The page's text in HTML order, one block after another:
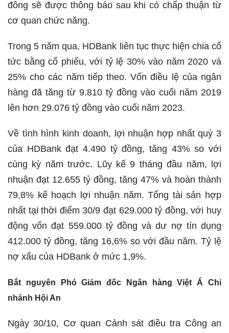
đông sẽ được thông báo sau khi có chấp thuận từ
cơ quan chức năng.
Trong 5 năm qua, HDBank liên tục thực hiện chia cổ
tức bằng cổ phiếu, với tỷ lệ 30% vào năm 2020 và
25% cho các năm tiếp theo. Vốn điều lệ của ngân
hàng đã tăng từ 9.810 tỷ đồng vào cuối năm 2019
lên hơn 29.076 tỷ đồng vào cuối năm 2023.
Về tình hình kinh doanh, lợi nhuận hợp nhất quý 3
của HDBank đạt 4.490 tỷ đồng, tăng 43% so với
cùng kỳ năm trước. Lũy kế 9 tháng đầu năm, lợi
nhuận đạt 12.655 tỷ đồng, tăng 47% và hoàn thành
79,8% kế hoạch lợi nhuận năm. Tổng tài sản hợp
nhất tại thời điểm 30/9 đạt 629.000 tỷ đồng, với huy
động vốn đạt 559.000 tỷ đồng và dư nợ tín dụng
412.000 tỷ đồng, tăng 16,6% so với đầu năm. Tỷ lệ
nợ xấu của HDBank ở mức 1,9%.
Bắt nguyên Phó Giám đốc Ngân hàng Việt Á Chi
nhánh Hội An
Ngày 30/10, Cơ quan Cảnh sát điều tra Công an